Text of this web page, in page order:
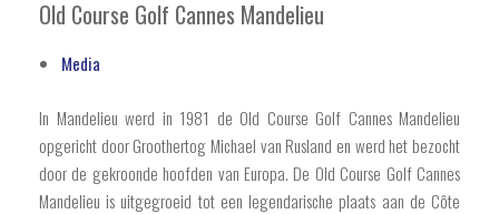
Old Course Golf Cannes Mandelieu
Media
In Mandelieu werd in 1981 de Old Course Golf Cannes Mandelieu
opgericht door Groothertog Michael van Rusland en werd het bezocht
door de gekroonde hoofden van Europa. De Old Course Golf Cannes
Mandelieu is uitgegroeid tot een legendarische plaats aan de Côte